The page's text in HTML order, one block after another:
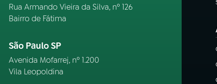
Rua Armando Vieira da Silva, nº 126
Bairro de Fátima
São Paulo SP
Avenida Mofarrej, nº 1.200
Vila Leopoldina